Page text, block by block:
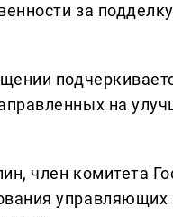
за
на
член комитета